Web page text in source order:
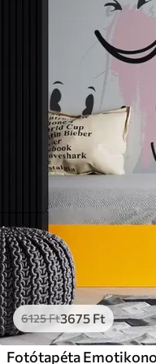
6125Ft3675 Ft
Fotótapéta